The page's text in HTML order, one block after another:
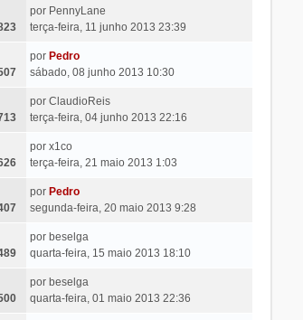
por PennyLane
terça-feira, 11 junho 2013 23:39
por Pedro
sábado, 08 junho 2013 10:30
por ClaudioReis
terça-feira, 04 junho 2013 22:16
por x1co
terça-feira, 21 maio 2013 1:03
por Pedro
segunda-feira, 20 maio 2013 9:28
por beselga
quarta-feira, 15 maio 2013 18:10
por beselga
quarta-feira, 01 maio 2013 22:36